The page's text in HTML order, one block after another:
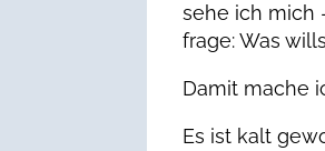
sehe ich mich
frage: Was
Damit mache
Es ist kalt